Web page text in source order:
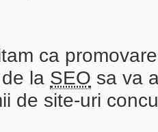
ca
la SEO sa va
de site-uri